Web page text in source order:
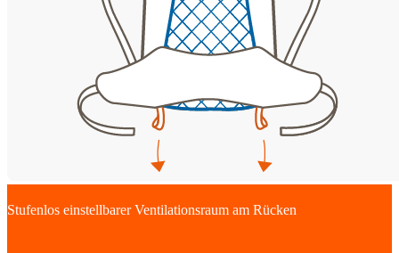
Stufenlos einstellbarer Ventilationsraum am Rücken